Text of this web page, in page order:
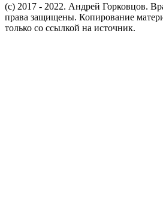
(c) 2017 - 2022. Андрей Горковцов.
права защищены. Копирование
только со ссылкой на источник.